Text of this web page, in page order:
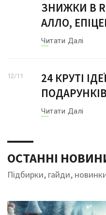
ЗНИЖКИ В
АЛЛО,
Читати Далі
24 КРУТІ
12/11
Читати Далі
ОСТАННІ
Підбирки, гайди,